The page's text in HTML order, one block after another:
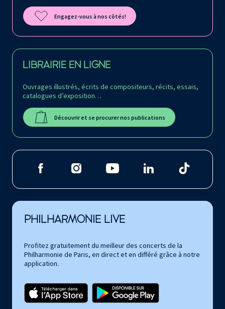
Engagez-vous à nos côtés!
LIBRAIRIE EN LIGNE
Ouvrages illustrés, écrits de compositeurs, récits, essais,
catalogues d’exposition…
Découvrir et se procurer nos publications
PHILHARMONIE LIVE
Profitez gratuitement du meilleur des concerts de la
Philharmonie de Paris, en direct et en différé grâce à notre
application.